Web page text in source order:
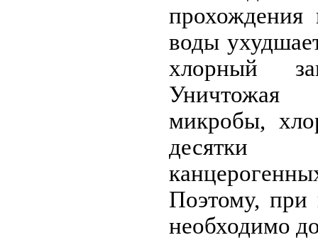
прохождения
воды
хлорный
Уничтожая
микробы,
десятки
Поэтому, при
необходимо